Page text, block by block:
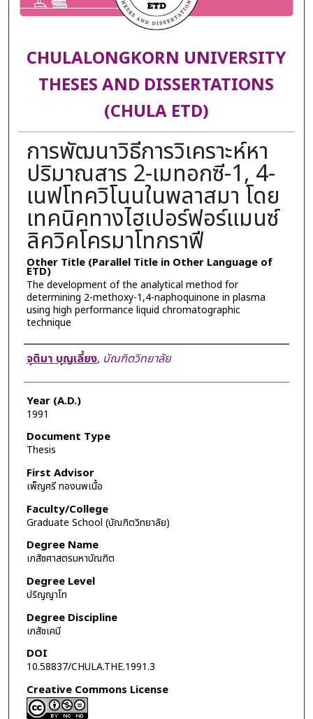
CHULALONGKORN UNIVERSITY
THESES AND DISSERTATIONS
(CHULA ETD)
การพัฒนาวิธีการวิเคราะห์หา
ปริมาณสาร 2-เมทอกซี-1, 4-
เนฟโทควิโนนในพลาสมา โดย
เทคนิคทางไฮเปอร์ฟอร์แมนซ์
ลิควิคโครมาโทกราฟี
Other Title (Parallel Title in Other Language of
ETD)
The development of the analytical method for
determining 2-methoxy-1,4-naphoquinone in plasma
using high performance liquid chromatographic
technique
Author
จุติมา บุญเลี้ยง, บัณฑิตวิทยาลัย
Year (A.D.)
1991
Document Type
Thesis
First Advisor
เพ็ญศรี ทองนพเนื้อ
Faculty/College
Graduate School (บัณฑิตวิทยาลัย)
Degree Name
เภสัชศาสตรมหาบัณฑิต
Degree Level
ปริญญาโท
Degree Discipline
เภสัชเคมี
DOI
10.58837/CHULA.THE.1991.3
Creative Commons License